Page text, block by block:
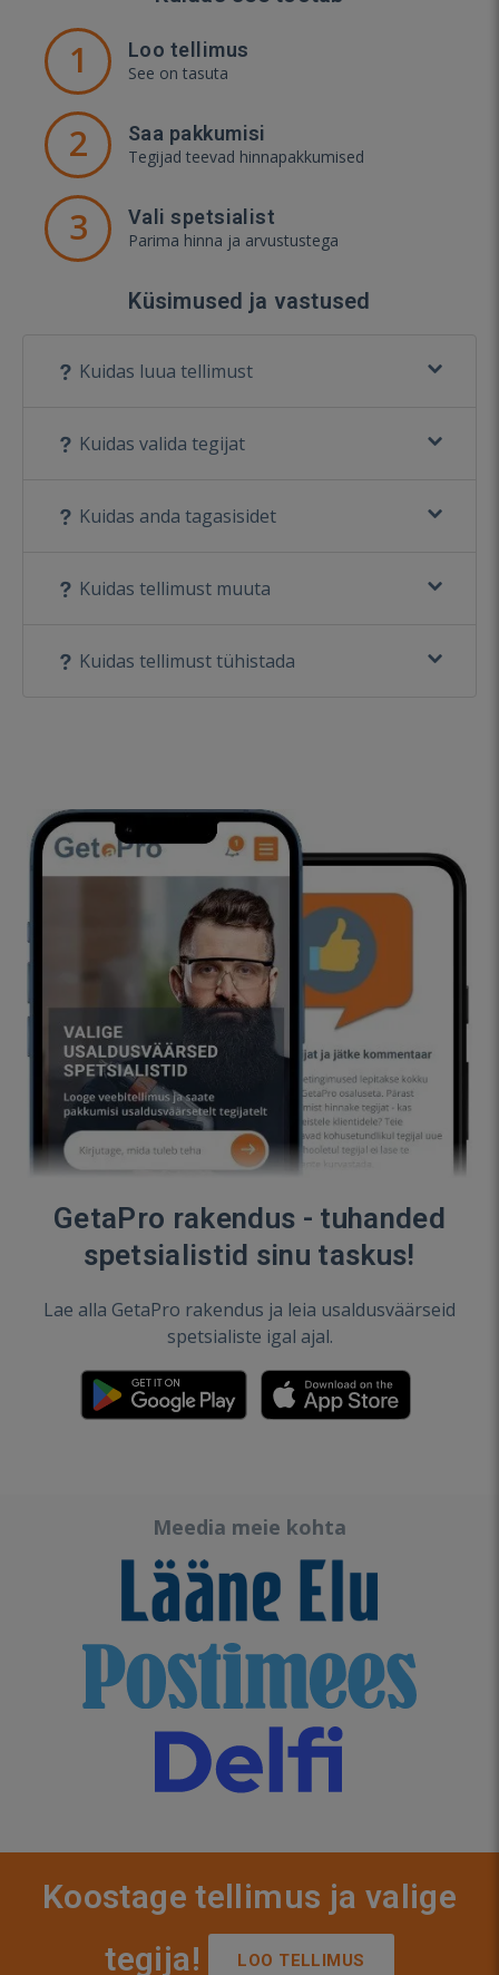
1 Loo tellimus
See on tasuta
2 Saa pakkumisi
Tegijad teevad hinnapakkumised
3 Vali spetsialist
Parima hinna ja arvustustega
Küsimused ja vastused
Kuidas luua tellimust
Kuidas valida tegijat
Kuidas anda tagasisidet
Kuidas tellimust muuta
Kuidas tellimust tühistada
GetaPro rakendus - tuhanded
spetsialistid sinu taskus!
Lae alla GetaPro rakendus ja leia usaldusväärseid
spetsialiste igal ajal.
Meedia meie kohta
Koostage tellimus ja valige
tegija!
LOO TELLIMUS